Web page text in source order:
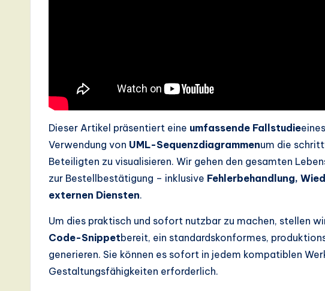
in
A
ft
Dieser Artikel präsentiert eine umfassende Fallstudie
Verwendung von UML-Sequenzdiagrammenum die
Beteiligten zu visualisieren. Wir gehen den gesamten
zur Bestellbestätigung – inklusive Fehlerbehandlung,
externen Diensten.
Um dies praktisch und sofort nutzbar zu machen, stellen
Code-Snippetbereit, ein standardskonformes,
generieren. Sie können es sofort in jedem kompatiblen
Gestaltungsfähigkeiten erforderlich.